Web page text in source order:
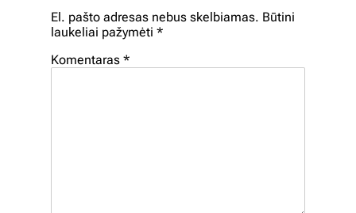
El. pašto adresas nebus skelbiamas. Būtini
laukeliai pažymėti *
Komentaras *